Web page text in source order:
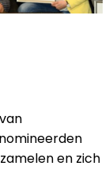
en zich